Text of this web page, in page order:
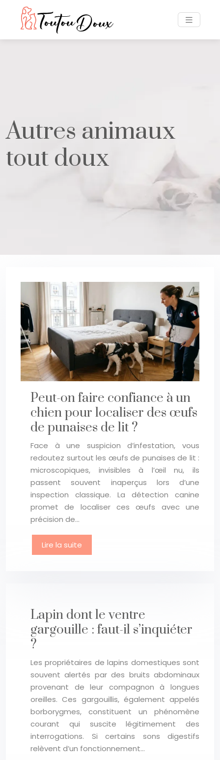
Autres animaux
tout doux
Peut-on faire confiance à un
chien pour localiser des œufs
de punaises de lit ?
Face à une suspicion d’infestation, vous
redoutez surtout les œufs de punaises de lit :
microscopiques, invisibles à l’œil nu, ils
passent souvent inaperçus lors d’une
inspection classique. La détection canine
promet de localiser ces œufs avec une
précision de…
Lire la suite
Lapin dont le ventre
gargouille : faut-il s’inquiéter
?
Les propriétaires de lapins domestiques sont
souvent alertés par des bruits abdominaux
provenant de leur compagnon à longues
oreilles. Ces gargouillis, également appelés
borborygmes, constituent un phénomène
courant qui suscite légitimement des
interrogations. Si certains sons digestifs
relèvent d’un fonctionnement…